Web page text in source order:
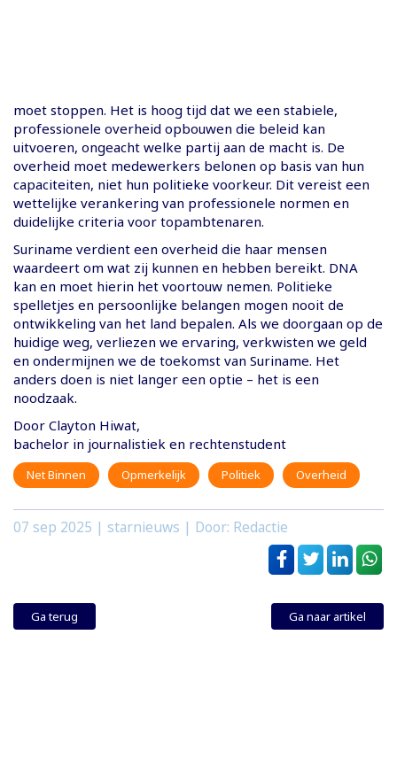
moet stoppen. Het is hoog tijd dat we een stabiele,
professionele overheid opbouwen die beleid kan
uitvoeren, ongeacht welke partij aan de macht is. De
overheid moet medewerkers belonen op basis van hun
capaciteiten, niet hun politieke voorkeur. Dit vereist een
wettelijke verankering van professionele normen en
duidelijke criteria voor topambtenaren.
Suriname verdient een overheid die haar mensen
waardeert om wat zij kunnen en hebben bereikt. DNA
kan en moet hierin het voortouw nemen. Politieke
spelletjes en persoonlijke belangen mogen nooit de
ontwikkeling van het land bepalen. Als we doorgaan op de
huidige weg, verliezen we ervaring, verkwisten we geld
en ondermijnen we de toekomst van Suriname. Het
anders doen is niet langer een optie – het is een
noodzaak.
Door Clayton Hiwat,
bachelor in journalistiek en rechtenstudent
Net Binnen Opmerkelijk Politiek Overheid
07 sep 2025 | starnieuws | Door: Redactie
Ga terug Ga naar artikel